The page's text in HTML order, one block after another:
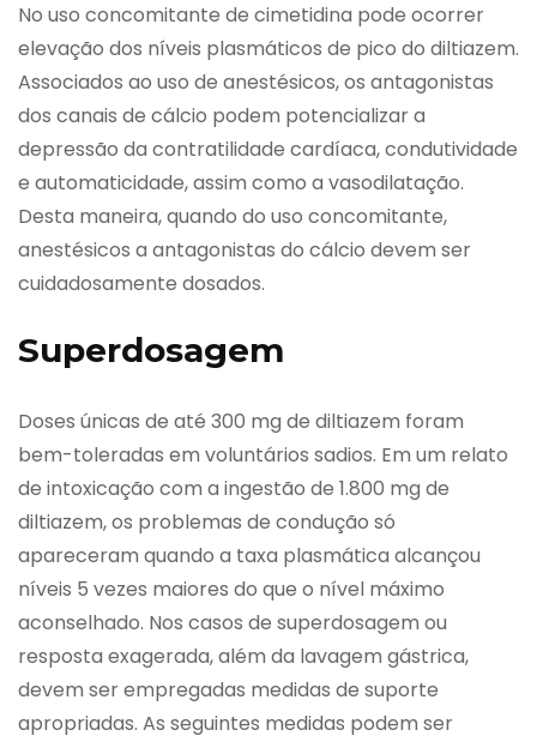
No uso concomitante de cimetidina pode ocorrer
elevação dos níveis plasmáticos de pico do diltiazem.
Associados ao uso de anestésicos, os antagonistas
dos canais de cálcio podem potencializar a
depressão da contratilidade cardíaca, condutividade
e automaticidade, assim como a vasodilatação.
Desta maneira, quando do uso concomitante,
anestésicos a antagonistas do cálcio devem ser
cuidadosamente dosados.
Superdosagem
Doses únicas de até 300 mg de diltiazem foram
bem-toleradas em voluntários sadios. Em um relato
de intoxicação com a ingestão de 1.800 mg de
diltiazem, os problemas de condução só
apareceram quando a taxa plasmática alcançou
níveis 5 vezes maiores do que o nível máximo
aconselhado. Nos casos de superdosagem ou
resposta exagerada, além da lavagem gástrica,
devem ser empregadas medidas de suporte
apropriadas. As seguintes medidas podem ser